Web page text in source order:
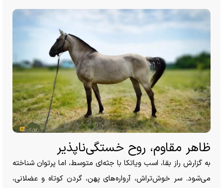
ظاهر مقاوم، روح خستگی‌ناپذیر
به گزارش راز بقا، اسب ویاتکا با جثه‌ای متوسط، اما پرتوان شناخته
می‌شود. سر خوش‌تراش، آرواره‌های پهن، گردن کوتاه و عضلانی،